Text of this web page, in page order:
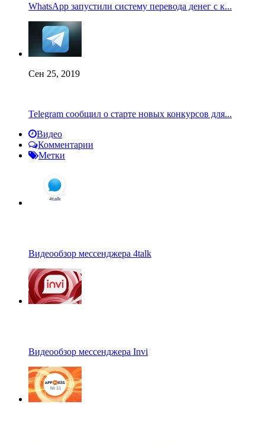
WhatsApp запустили систему перевода денег с к...
Сен 25, 2019
Telegram сообщил о старте новых конкурсов для...
Видео
Комментарии
Метки
Видеообзор мессенджера 4talk
Видеообзор мессенджера Invi